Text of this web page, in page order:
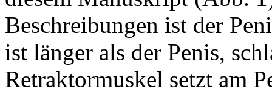
Beschreibungen ist der
ist länger als der Penis,
Retraktormuskel setzt am